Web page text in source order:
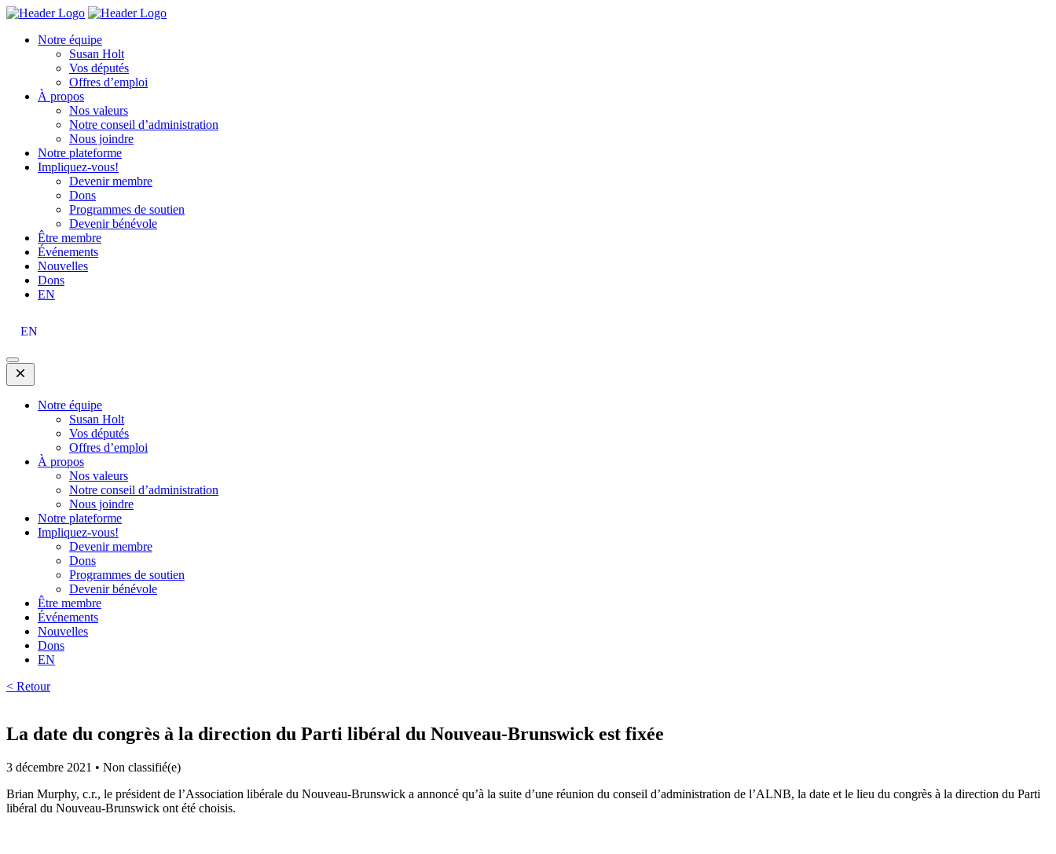
Skip
content
Homepage
Homepage
Notre équipe
Susan Holt
Vos députés
Offres d’emploi
À propos
Nos valeurs
Notre conseil d’administration
Nous joindre
Notre plateforme
Impliquez-vous!
Devenir membre
Dons
Programmes de soutien
Devenir bénévole
Être membre
Événements
Nouvelles
Dons
EN
EN
Open
Mobile
Menu
Notre équipe
Susan Holt
Vos députés
Offres d’emploi
À propos
Nos valeurs
Notre conseil d’administration
Nous joindre
Notre plateforme
Impliquez-vous!
Devenir membre
Dons
Programmes de soutien
Devenir bénévole
Être membre
Événements
Nouvelles
Dons
EN
< Retour
La date du congrès à la direction du Parti libéral du Nouveau-Brunswick est fixée
3 décembre 2021 • Non classifié(e)
Brian Murphy, c.r., le président de l’Association libérale du Nouveau-Brunswick a annoncé qu’à la suite d’une réunion du conseil d’administration de l’ALNB, la date et le lieu du congrès à la direction du Parti
libéral du Nouveau-Brunswick ont été choisis.